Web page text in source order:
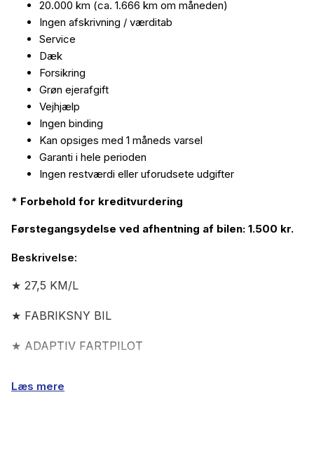
Beskrivelse:
★ 27,5 KM/L
★ FABRIKSNY BIL
★ ADAPTIV FARTPILOT
Læs mere
20.000 km (ca. 1.666 km om måneden)
Ingen afskrivning / værditab
Service
Dæk
Forsikring
Grøn ejerafgift
Vejhjælp
Ingen binding
Kan opsiges med 1 måneds varsel
Garanti i hele perioden
Ingen restværdi eller uforudsete udgifter
* Forbehold for kreditvurdering
Førstegangsydelse ved afhentning af bilen: 1.500 kr.